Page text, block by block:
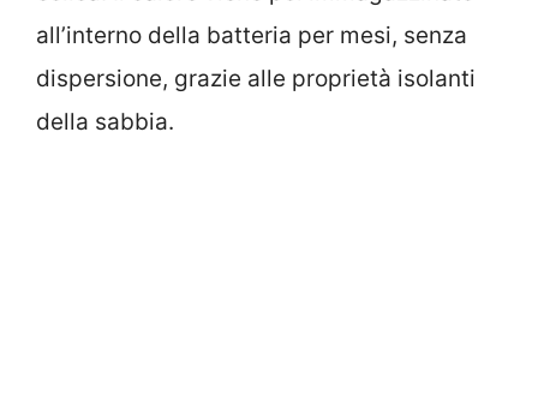
all’interno della batteria per mesi, senza
dispersione, grazie alle proprietà isolanti
della sabbia.